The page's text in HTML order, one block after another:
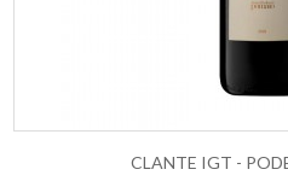
CLANTE IGT -